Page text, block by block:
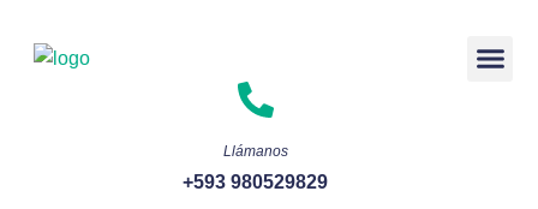
Llámanos
+593 980529829